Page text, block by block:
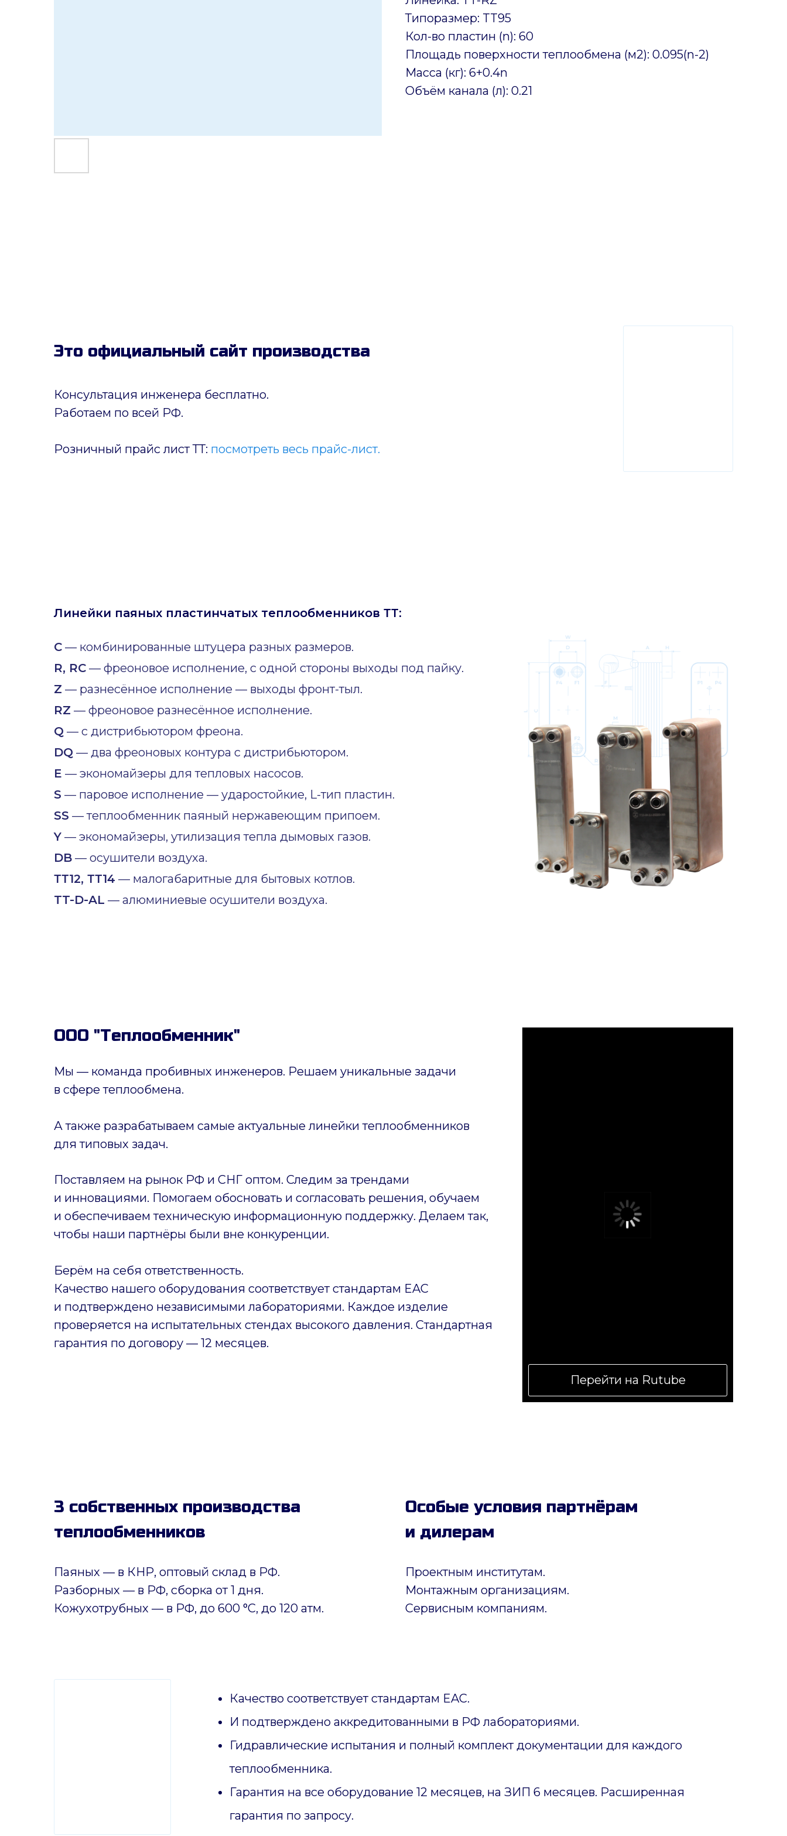
Типоразмер: TT95
Кол-во пластин (n): 60
Площадь поверхности теплообмена (м2): 0.095(n-2)
Масса (кг): 6+0.4n
Объём канала (л): 0.21
Консультация инженера бесплатно.
Работаем по всей РФ.
Розничный прайс лист ТТ: посмотреть весь прайс-лист.
Это официальный сайт производства
Линейки паяных пластинчатых теплообменников ТТ:
C — комбинированные штуцера разных размеров.
R, RC — фреоновое исполнение, с одной стороны выходы под пайку.
Z — разнесённое исполнение — выходы фронт-тыл.
RZ — фреоновое разнесённое исполнение.
Q — с дистрибьютором фреона.
DQ — два фреоновых контура с дистрибьютором.
E — экономайзеры для тепловых насосов.
S — паровое исполнение — ударостойкие, L-тип пластин.
SS — теплообменник паяный нержавеющим припоем.
Y — экономайзеры, утилизация тепла дымовых газов.
DB — осушители воздуха.
ТТ12, ТТ14 — малогабаритные для бытовых котлов.
TT-D-AL — алюминиевые осушители воздуха.
ООО "Теплообменник"
Мы — команда пробивных инженеров. Решаем уникальные задачи
в сфере теплообмена.
А также разрабатываем самые актуальные линейки теплообменников
для типовых задач.
Берём на себя ответственность.
Качество нашего оборудования соответствует стандартам EAC
и подтверждено независимыми лабораториями. Каждое изделие
проверяется на испытательных стендах высокого давления. Стандартная
гарантия по договору — 12 месяцев.
Поставляем на рынок РФ и СНГ оптом. Следим за трендами
и инновациями. Помогаем обосновать и согласовать решения, обучаем
и обеспечиваем техническую информационную поддержку. Делаем так,
чтобы наши партнёры были вне конкуренции.
Перейти на Rutube
3 собственных производства
теплообменников
Паяных — в КНР, оптовый склад в РФ.
Разборных — в РФ, сборка от 1 дня.
Кожухотрубных — в РФ, до 600 °C, до 120 атм.
Особые условия партнёрам
и дилерам
Проектным институтам.
Монтажным организациям.
Сервисным компаниям.
Качество соответствует стандартам EAC.
И подтверждено аккредитованными в РФ лабораториями.
Гидравлические испытания и полный комплект документации для каждого
теплообменника.
Гарантия на все оборудование 12 месяцев, на ЗИП 6 месяцев. Расширенная
гарантия по запросу.